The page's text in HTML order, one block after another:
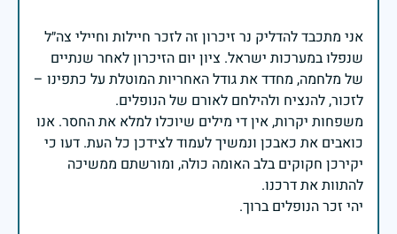
אני מתכבד להדליק נר זיכרון זה לזכר חיילות וחיילי צה״ל
שנפלו במערכות ישראל. ציון יום הזיכרון לאחר שנתיים
של מלחמה, מחדד את גודל האחריות המוטלת על כתפינו –
משפחות יקרות, אין די מילים שיוכלו למלא את החסר. אנו
כואבים את כאבכן ונמשיך לעמוד לצידכן כל העת. דעו כי
יקירכן חקוקים בלב האומה כולה, ומורשתם ממשיכה
יהי זכר הנופלים ברוך.